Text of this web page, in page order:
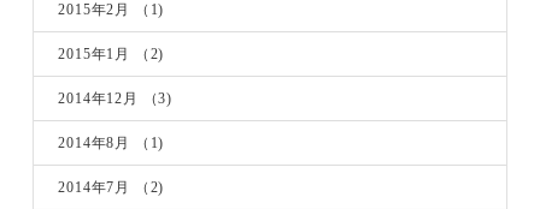
2015年2月 （1)
2015年1月 （2)
2014年12月 （3)
2014年8月 （1)
2014年7月 （2)